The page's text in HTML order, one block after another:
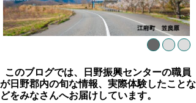
このブログでは、日野振興センターの職員
が日野郡内の旬な情報、実際体験したことな
どをみなさんへお届けしています。